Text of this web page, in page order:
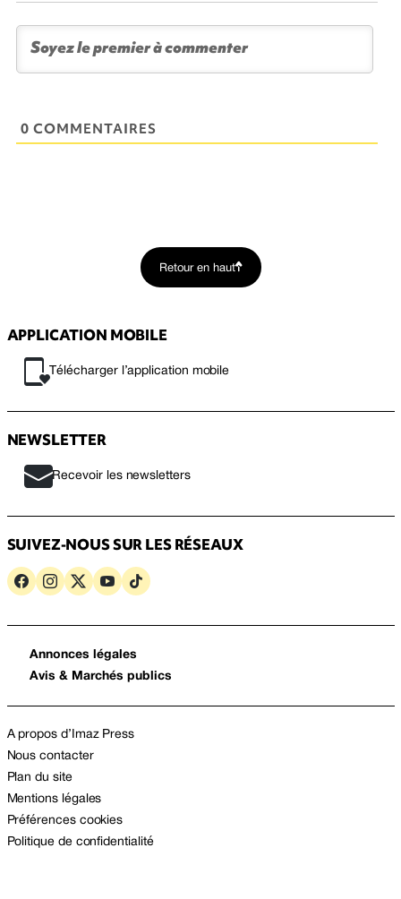
0 COMMENTAIRES
Retour en haut
APPLICATION MOBILE
Télécharger l’application mobile
NEWSLETTER
Recevoir les newsletters
SUIVEZ-NOUS SUR LES RÉSEAUX
Annonces légales
Avis & Marchés publics
A propos d’Imaz Press
Nous contacter
Plan du site
Mentions légales
Préférences cookies
Politique de confidentialité